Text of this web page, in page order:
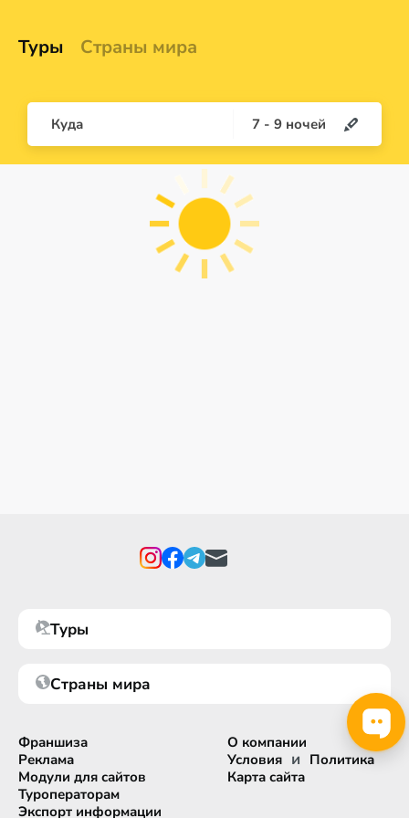
Туры Страны мира
Куда 7 - 9 ночей
Туры
Страны мира
Франшиза
Реклама
Модули для сайтов
Туроператорам
Экспорт информации
О компании
Условия и Политика
Карта сайта